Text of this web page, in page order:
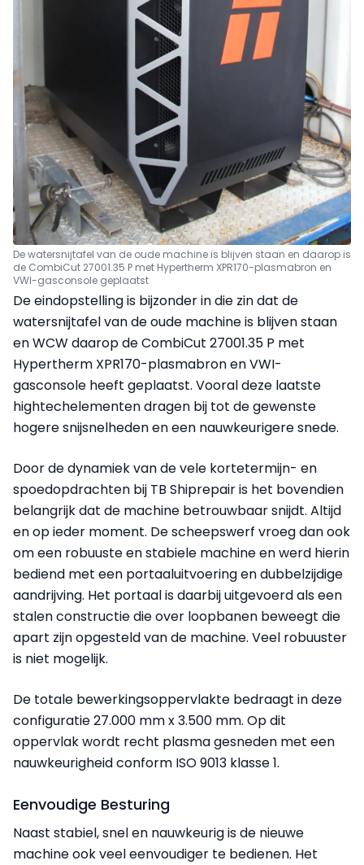
De watersnijtafel van de oude machine is blijven staan en daarop is
de CombiCut 27001.35 P met Hypertherm XPR170-plasmabron en
VWI-gasconsole geplaatst
De eindopstelling is bijzonder in die zin dat de
watersnijtafel van de oude machine is blijven staan
en WCW daarop de CombiCut 27001.35 P met
Hypertherm XPR170-plasmabron en VWI-
gasconsole heeft geplaatst. Vooral deze laatste
hightechelementen dragen bij tot de gewenste
hogere snijsnelheden en een nauwkeurigere snede.
Door de dynamiek van de vele kortetermijn- en
spoedopdrachten bij TB Shiprepair is het bovendien
belangrijk dat de machine betrouwbaar snijdt. Altijd
en op ieder moment. De scheepswerf vroeg dan ook
om een robuuste en stabiele machine en werd hierin
bediend met een portaaluitvoering en dubbelzijdige
aandrijving. Het portaal is daarbij uitgevoerd als een
stalen constructie die over loopbanen beweegt die
apart zijn opgesteld van de machine. Veel robuuster
is niet mogelijk.
De totale bewerkingsoppervlakte bedraagt in deze
configuratie 27.000 mm x 3.500 mm. Op dit
oppervlak wordt recht plasma gesneden met een
nauwkeurigheid conform ISO 9013 klasse 1.
Eenvoudige Besturing
Naast stabiel, snel en nauwkeurig is de nieuwe
machine ook veel eenvoudiger te bedienen. Het